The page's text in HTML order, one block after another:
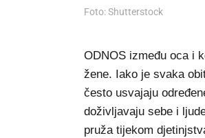
Foto: Shutterstock
ODNOS između oca i
žene. Iako je svaka
često usvajaju
doživljavaju sebe i
pruža tijekom